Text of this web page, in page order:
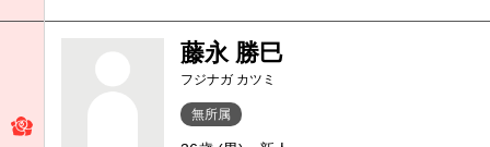
藤永 勝巳
フジナガ カツミ
無所属